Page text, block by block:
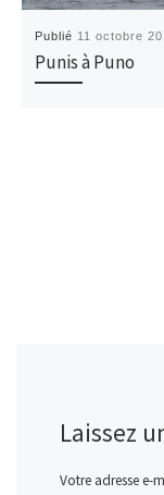
Publié 11 octobre
Punis à Puno
Laissez
Votre adresse e-